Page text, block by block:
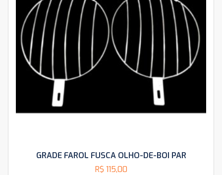
GRADE FAROL FUSCA OLHO-DE-BOI PAR
R$ 115,00